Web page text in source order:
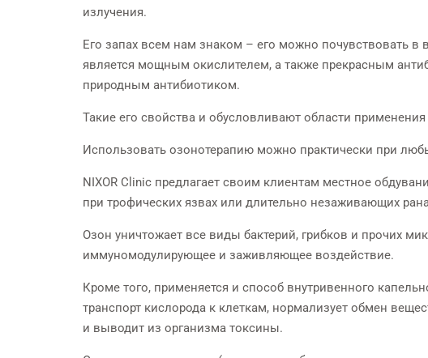
излучения.
Его запах всем нам знаком – его можно почувствовать в
является мощным окислителем, а также прекрасным
природным антибиотиком.
Такие его свойства и обусловливают области
Использовать озонотерапию можно практически при
NIXOR Clinic предлагает своим клиентам местное
при трофических язвах или длительно незаживающих
Озон уничтожает все виды бактерий, грибков и прочих
иммуномодулирующее и заживляющее воздействие.
Кроме того, применяется и способ внутривенного
транспорт кислорода к клеткам, нормализует обмен
и выводит из организма токсины.
СТОМАТОЛОГИЯ
Бесплатная консультация у
опытных стоматологов